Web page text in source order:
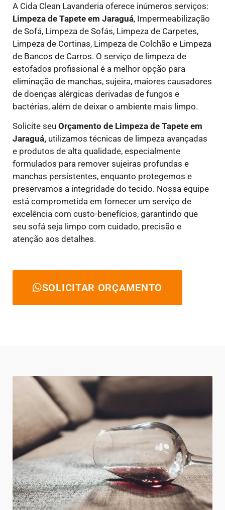
A Cida Clean Lavanderia oferece inúmeros serviços:
Limpeza de Tapete em Jaraguá, Impermeabilização
de Sofá, Limpeza de Sofás, Limpeza de Carpetes,
Limpeza de Cortinas, Limpeza de Colchão e Limpeza
de Bancos de Carros. O serviço de limpeza de
estofados profissional é a melhor opção para
eliminação de manchas, sujeira, maiores causadores
de doenças alérgicas derivadas de fungos e
bactérias, além de deixar o ambiente mais limpo.
Solicite seu Orçamento de Limpeza de Tapete em
Jaraguá, utilizamos técnicas de limpeza avançadas
e produtos de alta qualidade, especialmente
formulados para remover sujeiras profundas e
manchas persistentes, enquanto protegemos e
preservamos a integridade do tecido. Nossa equipe
está comprometida em fornecer um serviço de
excelência com custo-benefícios, garantindo que
seu sofá seja limpo com cuidado, precisão e
atenção aos detalhes.
SOLICITAR ORÇAMENTO